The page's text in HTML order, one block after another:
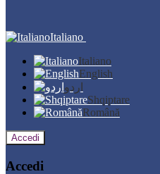
Italiano
Italiano
English
اردو
Shqiptare
Română
Accedi
Accedi